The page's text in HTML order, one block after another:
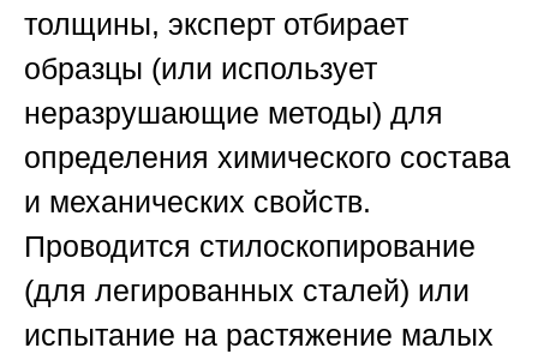
толщины, эксперт отбирает
образцы (или использует
неразрушающие методы) для
определения химического состава
и механических свойств.
Проводится стилоскопирование
(для легированных сталей) или
испытание на растяжение малых